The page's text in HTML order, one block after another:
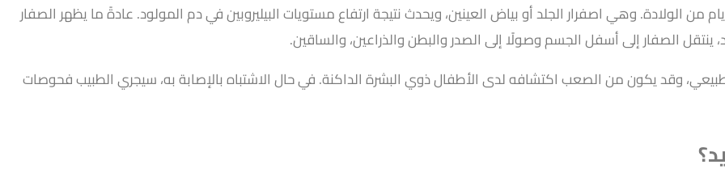
من الولادة. وهي اصفرار الجلد أو بياض العينين، ويحدث نتيجة ارتفاع مستويات البيليروبين في دم المولود. عادةً ما يظهر الصفار
ينتقل الصفار إلى أسفل الجسم وصولًا إلى الصدر والبطن والذراعين، والساقين.
وقد يكون من الصعب اكتشافه لدى الأطفال ذوي البشرة الداكنة. في حال الاشتباه بالإصابة به، سيجري الطبيب فحوصات